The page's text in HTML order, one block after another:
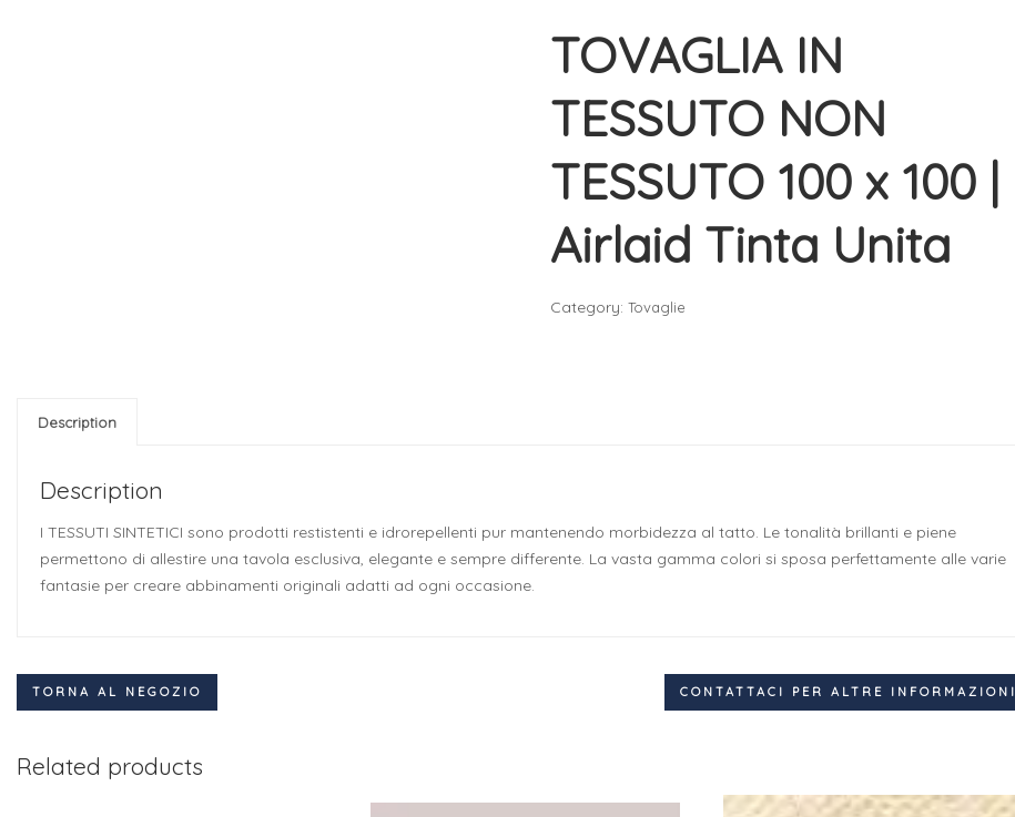
TOVAGLIA IN
TESSUTO NON
TESSUTO 100 x 100 |
Airlaid Tinta Unita
Category:Tovaglie
Description
Description
I TESSUTI SINTETICI sono prodotti restistenti e idrorepellenti pur mantenendo morbidezza al tatto. Le tonalità brillanti e piene
permettono di allestire una tavola esclusiva, elegante e sempre differente. La vasta gamma colori si sposa perfettamente alle varie
fantasie per creare abbinamenti originali adatti ad ogni occasione.
TORNA AL NEGOZIO CONTATTACI PER ALTRE INFORMAZIONI
Related products